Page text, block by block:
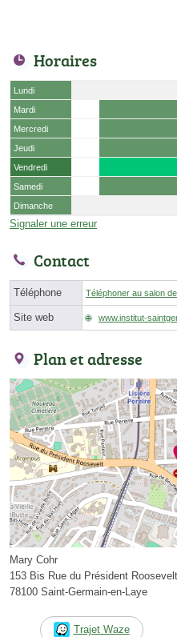
Horaires
Lundi
Mardi
Mercredi
Jeudi
Vendredi
Samedi
Dimanche
Signaler une erreur
Contact
Téléphone Téléphoner au salon
Site web www.institut-
Plan et adresse
Mary Cohr
153 Bis Rue du Président Roosevelt
78100 Saint-Germain-en-Laye
Trajet Waze